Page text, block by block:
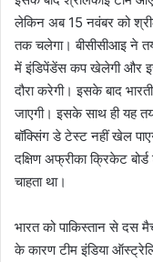
लेकिन अब 15 नवंबर को
तक चलेगा। बीसीसीआइ ने
में इंडिपेंडेंस कप खेलेगी और
दौरा करेगी। इसके बाद
जाएगी। इसके साथ ही यह
बॉक्सिंग डे टेस्ट नहीं खेल
दक्षिण अफ्रीका क्रिकेट
चाहता था।
भारत को पाकिस्तान से
के कारण टीम इंडिया